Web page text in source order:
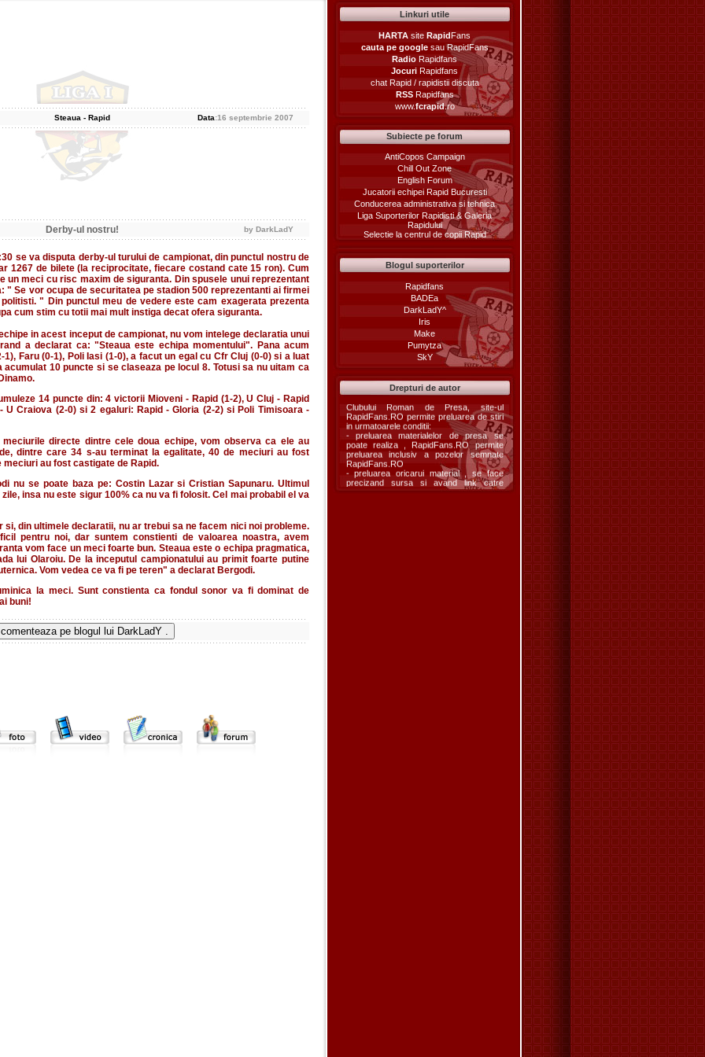
Steaua - Rapid Data:16 septembrie 2007
Derby-ul nostru! by DarkLadY
se va disputa derby-ul turului de campionat, din punctul nostru de
1267 de bilete (la reciprocitate, fiecare costand cate 15 ron). Cum
un meci cu risc maxim de siguranta. Din spusele unui reprezentant
" Se vor ocupa de securitatea pe stadion 500 reprezentanti ai firmei
" Din punctul meu de vedere este cam exagerata prezenta
cum stim cu totii mai mult instiga decat ofera siguranta.
in acest inceput de campionat, nu vom intelege declaratia unui
a declarat ca: "Steaua este echipa momentului". Pana acum
Faru (0-1), Poli Iasi (1-0), a facut un egal cu Cfr Cluj (0-0) si a luat
10 puncte si se claseaza pe locul 8. Totusi sa nu uitam ca
14 puncte din: 4 victorii Mioveni - Rapid (1-2), U Cluj - Rapid
U Craiova (2-0) si 2 egaluri: Rapid - Gloria (2-2) si Poli Timisoara -
directe dintre cele doua echipe, vom observa ca ele au
dintre care 34 s-au terminat la egalitate, 40 de meciuri au fost
au fost castigate de Rapid.
nu se poate baza pe: Costin Lazar si Cristian Sapunaru. Ultimul
insa nu este sigur 100% ca nu va fi folosit. Cel mai probabil el va
din ultimele declaratii, nu ar trebui sa ne facem nici noi probleme.
pentru noi, dar suntem constienti de valoarea noastra, avem
vom face un meci foarte bun. Steaua este o echipa pragmatica,
lui Olaroiu. De la inceputul campionatului au primit foarte putine
Vom vedea ce va fi pe teren" a declarat Bergodi.
la meci. Sunt constienta ca fondul sonor va fi dominat de
buni!